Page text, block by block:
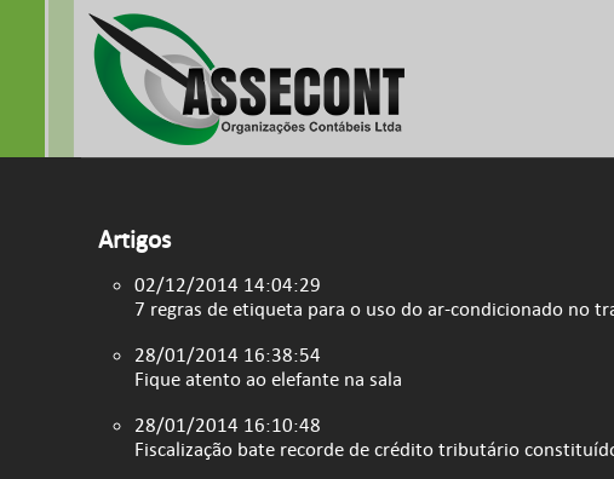
Artigos
02/12/2014 14:04:29
7 regras de etiqueta para o uso do ar-condicionado no
28/01/2014 16:38:54
Fique atento ao elefante na sala
28/01/2014 16:10:48
Fiscalização bate recorde de crédito tributário